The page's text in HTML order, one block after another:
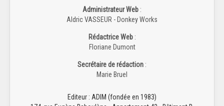
Administrateur Web :
Aldric VASSEUR - Donkey Works
Rédactrice Web:
Floriane Dumont
Secrétaire de rédaction :
Marie Bruel
Editeur : ADIM (fondée en 1983)